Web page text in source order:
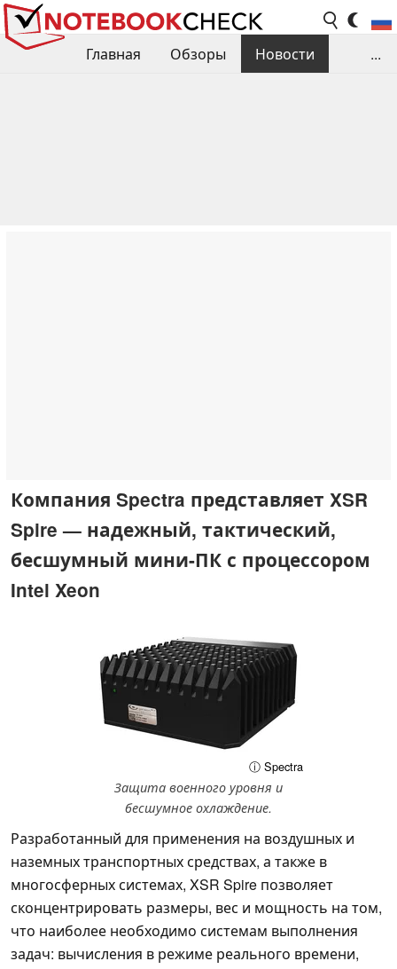
Главная Обзоры
Новости
...
Компания Spectra представляет XSR
Spire — надежный, тактический,
бесшумный мини-ПК с процессором
Intel Xeon
ⓘ Spectra
Защита военного уровня и
бесшумное охлаждение.
Разработанный для применения на воздушных и
наземных транспортных средствах, а также в
многосферных системах, XSR Spire позволяет
сконцентрировать размеры, вес и мощность на том,
что наиболее необходимо системам выполнения
задач: вычисления в режиме реального времени,